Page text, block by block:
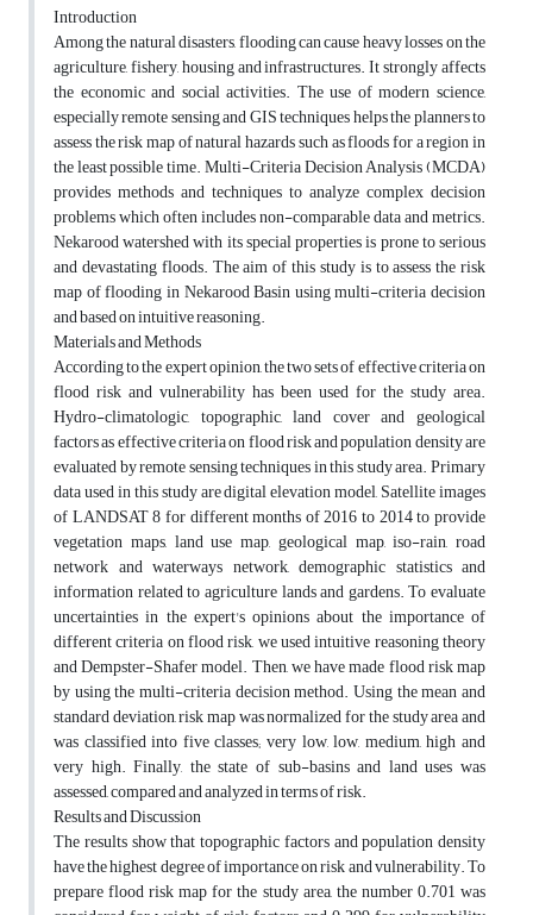
Introduction
Among the natural disasters, flooding can cause heavy losses on the
agriculture, fishery, housing and infrastructures. It strongly affects
the economic and social activities. The use of modern science,
especially remote sensing and GIS techniques helps the planners to
assess the risk map of natural hazards such as floods for a region in
the least possible time. Multi-Criteria Decision Analysis (MCDA)
provides methods and techniques to analyze complex decision
problems which often includes non-comparable data and metrics.
Nekarood watershed with its special properties is prone to serious
and devastating floods. The aim of this study is to assess the risk
map of flooding in Nekarood Basin using multi-criteria decision
and based on intuitive reasoning.
Materials and Methods
According to the expert opinion, the two sets of effective criteria on
flood risk and vulnerability has been used for the study area.
Hydro-climatologic, topographic, land cover and geological
factors as effective criteria on flood risk and population density are
evaluated by remote sensing techniques in this study area. Primary
data used in this study are digital elevation model, Satellite images
of LANDSAT 8 for different months of 2016 to 2014 to provide
vegetation maps, land use map, geological map, iso-rain, road
network and waterways network, demographic statistics and
information related to agriculture lands and gardens. To evaluate
uncertainties in the expert's opinions about the importance of
different criteria on flood risk, we used intuitive reasoning theory
and Dempster-Shafer model. Then, we have made flood risk map
by using the multi-criteria decision method. Using the mean and
standard deviation, risk map was normalized for the study area and
was classified into five classes; very low, low, medium, high and
very high. Finally, the state of sub-basins and land uses was
assessed, compared and analyzed in terms of risk.
Results and Discussion
The results show that topographic factors and population density
have the highest degree of importance on risk and vulnerability. To
prepare flood risk map for the study area, the number 0.701 was